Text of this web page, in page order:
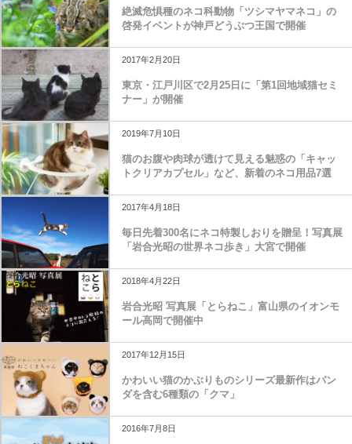
絶滅危惧種のネコ科動物「ツシマヤマネコ」の
啓発イベントが神戸どうぶつ王国で開催
2017年2月20日
東京・江戸川区で2月25日に「第1回地域猫セミ
ナー」が開催
2019年7月10日
猫のお腹や肉球が透けて見える魅惑の「キャッ
トクリアカプセル」など、新着のネコ用品7選
2017年4月18日
毎日先着300名にネコ特製しおりを贈呈！写真展
「岩合光昭の世界ネコ歩き」大宮で開催
2018年4月22日
岩合光昭 写真展「とらねこ」富山県のイオンモ
ール高岡で開催中
2017年12月15日
かわいい猫のかぶりものシリーズ最新作はパン
ダを含む6種類の「クマ」
2016年7月8日